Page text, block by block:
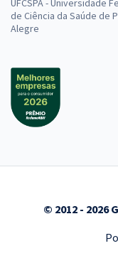
UFCSPA - Universidade
de Ciência da Saúde de
Alegre
© 2012 - 2026